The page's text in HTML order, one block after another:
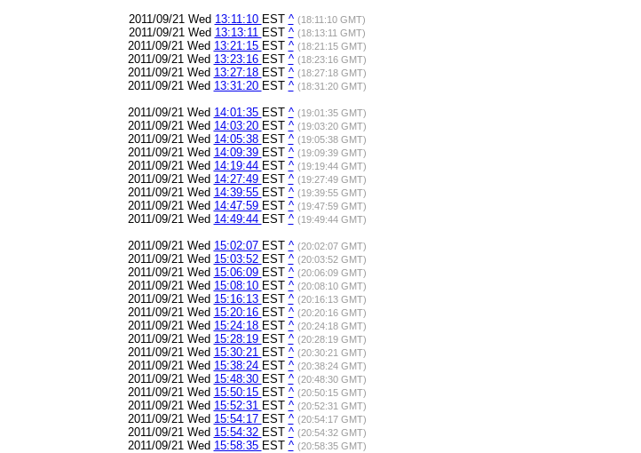
2011/09/21 Wed 13:11:10 EST ^ (18:11:10 GMT)
2011/09/21 Wed 13:13:11 EST ^ (18:13:11 GMT)
2011/09/21 Wed 13:21:15 EST ^ (18:21:15 GMT)
2011/09/21 Wed 13:23:16 EST ^ (18:23:16 GMT)
2011/09/21 Wed 13:27:18 EST ^ (18:27:18 GMT)
2011/09/21 Wed 13:31:20 EST ^ (18:31:20 GMT)
2011/09/21 Wed 14:01:35 EST ^ (19:01:35 GMT)
2011/09/21 Wed 14:03:20 EST ^ (19:03:20 GMT)
2011/09/21 Wed 14:05:38 EST ^ (19:05:38 GMT)
2011/09/21 Wed 14:09:39 EST ^ (19:09:39 GMT)
2011/09/21 Wed 14:19:44 EST ^ (19:19:44 GMT)
2011/09/21 Wed 14:27:49 EST ^ (19:27:49 GMT)
2011/09/21 Wed 14:39:55 EST ^ (19:39:55 GMT)
2011/09/21 Wed 14:47:59 EST ^ (19:47:59 GMT)
2011/09/21 Wed 14:49:44 EST ^ (19:49:44 GMT)
2011/09/21 Wed 15:02:07 EST ^ (20:02:07 GMT)
2011/09/21 Wed 15:03:52 EST ^ (20:03:52 GMT)
2011/09/21 Wed 15:06:09 EST ^ (20:06:09 GMT)
2011/09/21 Wed 15:08:10 EST ^ (20:08:10 GMT)
2011/09/21 Wed 15:16:13 EST ^ (20:16:13 GMT)
2011/09/21 Wed 15:20:16 EST ^ (20:20:16 GMT)
2011/09/21 Wed 15:24:18 EST ^ (20:24:18 GMT)
2011/09/21 Wed 15:28:19 EST ^ (20:28:19 GMT)
2011/09/21 Wed 15:30:21 EST ^ (20:30:21 GMT)
2011/09/21 Wed 15:38:24 EST ^ (20:38:24 GMT)
2011/09/21 Wed 15:48:30 EST ^ (20:48:30 GMT)
2011/09/21 Wed 15:50:15 EST ^ (20:50:15 GMT)
2011/09/21 Wed 15:52:31 EST ^ (20:52:31 GMT)
2011/09/21 Wed 15:54:17 EST ^ (20:54:17 GMT)
2011/09/21 Wed 15:54:32 EST ^ (20:54:32 GMT)
2011/09/21 Wed 15:58:35 EST ^ (20:58:35 GMT)